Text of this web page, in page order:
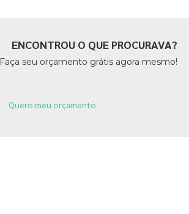
ENCONTROU O QUE PROCURAVA?
Faça seu orçamento grátis agora mesmo!
Quero meu orçamento